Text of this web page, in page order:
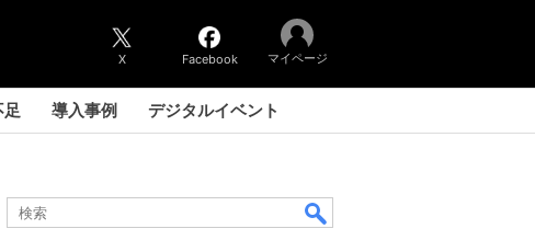
X Facebook マイページ
足 導入事例 デジタルイベント